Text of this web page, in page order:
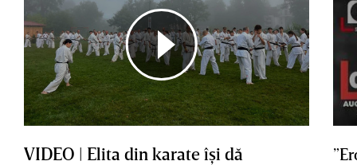
VIDEO | Elita din karate îşi dă